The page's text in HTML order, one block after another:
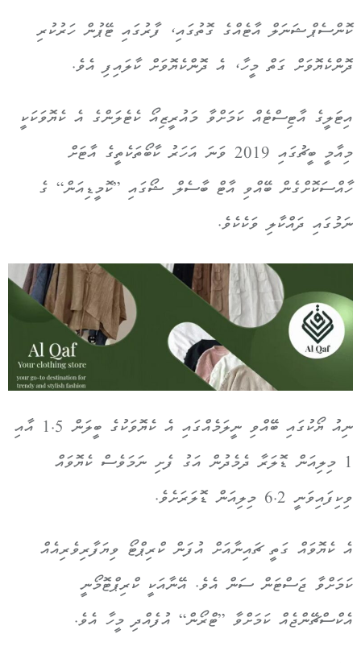
ކޮންސެޕްޝަނަލް އާޓެއްގެ ގޮތުގައި، ފާރުގައި ޓޭޕުން ހަރުކުރި
ދޮންކެޔޮވަށް ގަތް މީހާ، އެ ދޮންކެޔޮވަށް ކާލައިފި އެވެ.
އިޓަލީގެ އާޓިސްޓެއް ކަމަށްވާ މައުރީޒިއޯ ކެޓެލަންގެ އެ ކެޔޮވަކަކީ
މިއާމީ ބީޗުގައި 2019 ވަނަ އަހަރު ކާބޯތަކެތީގެ އާޓަށް
ހާއްސަކޮށްގެން ބޭއްވި އާޓް ބާސެލް ޝޯގައި ”ކޮމީޑިއަން“ ގެ
ނަމުގައި ދައްކާލި ވަކެކެވެ.
ނިއު ޔޯކުގައި ބޭއްވި ނީލަމެއްގައި އެ ކެޔޮވަކުގެ ބީލަން 1.5 އާއި
1 މިލިއަން ޑޮލަރާ ދެމެދުން އަގު ފެށި ނަމަވެސް ކެޔޮވައް
ވިކިފައިވަނީ 6.2 މިލިއަން ޑޮލަރަށެވެ.
އެ ކެޔޮވައް ގަތީ ޗައިނާއަށް އުފަން ކްރިޕްޓޯ ވިޔަފާރިވެރިއެއް
ކަމަށްވާ ޖަސްޓަން ސަން އެވެ. އޭނާއަކީ ކްރިޕްޓޮމޯނީ
އެކްސްޗޭންޖެއް ކަމަށްވާ ”ޓްރޯން“ އުފެއްދި މީހާ އެވެ.